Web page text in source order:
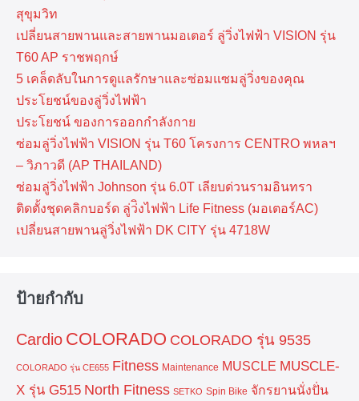
สุขุมวิท
เปลี่ยนสายพานและสายพานมอเตอร์ ลู่วิ่งไฟฟ้า VISION รุ่น
T60 AP ราชพฤกษ์
5 เคล็ดลับในการดูแลรักษาและซ่อมแซมลู่วิ่งของคุณ
ประโยชน์ของลู่วิ่งไฟฟ้า
ประโยชน์ ของการออกกำลังกาย
ซ่อมลู่วิ่งไฟฟ้า VISION รุ่น T60 โครงการ CENTRO พหลฯ
– วิภาวดี (AP THAILAND)
ซ่อมลู่วิ่งไฟฟ้า Johnson รุ่น 6.0T เลียบด่วนรามอินทรา
ติดตั้งชุดคลิกบอร์ด ลู่ว่ิงไฟฟ้า Life Fitness (มอเตอร์AC)
เปลี่ยนสายพานลู่วิ่งไฟฟ้า DK CITY รุ่น 4718W
ป้ายกำกับ
Cardio COLORADO COLORADO รุ่น 9535
COLORADO รุ่น CE655 Fitness Maintenance MUSCLE MUSCLE-
X รุ่น G515 North Fitness SETKO Spin Bike จักรยานนั่งปั่น